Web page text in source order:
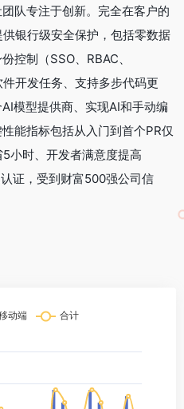
队专注于创新。完全在客户的
银行级安全保护，包括零数据
控制（SSO、RBAC、
开发任务、支持多步代码更
模型提供商、实现AI和手动编
能指标包括从入门到首个PR仅
小时、开发者满意度提高
证，受到财富500强公司信